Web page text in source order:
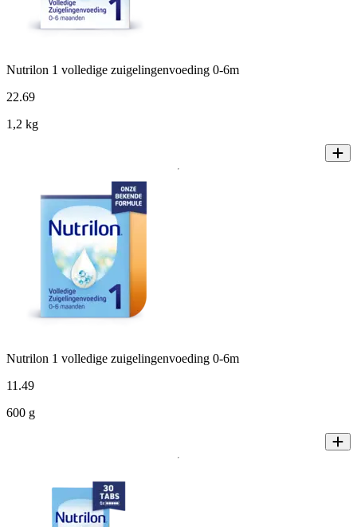
Nutrilon 1 volledige zuigelingenvoeding 0-6m
22.69
1,2 kg
Nutrilon 1 volledige zuigelingenvoeding 0-6m
11 .49
600 g